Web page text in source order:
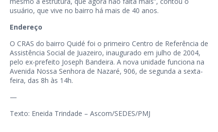
usuário, que vive no bairro há mais de 40 anos.
Endereço
O CRAS do bairro Quidé foi o primeiro Centro de Referência de
Assistência Social de Juazeiro, inaugurado em julho de 2004,
pelo ex-prefeito Joseph Bandeira. A nova unidade funciona na
Avenida Nossa Senhora de Nazaré, 906, de segunda a sexta-
feira, das 8h às 14h.
—
Texto: Eneida Trindade – Ascom/SEDES/PMJ